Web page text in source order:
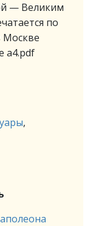
— Великим
по
Москве
a4.pdf
,